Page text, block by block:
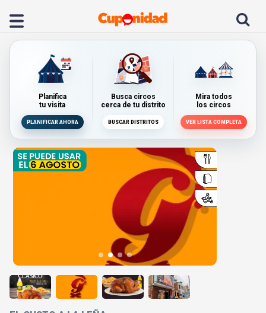
Planifica
tu visita
PLANIFICAR AHORA
Busca circos
cerca de tu distrito
BUSCAR DISTRITOS
Mira todos
los circos
VER LISTA COMPLETA